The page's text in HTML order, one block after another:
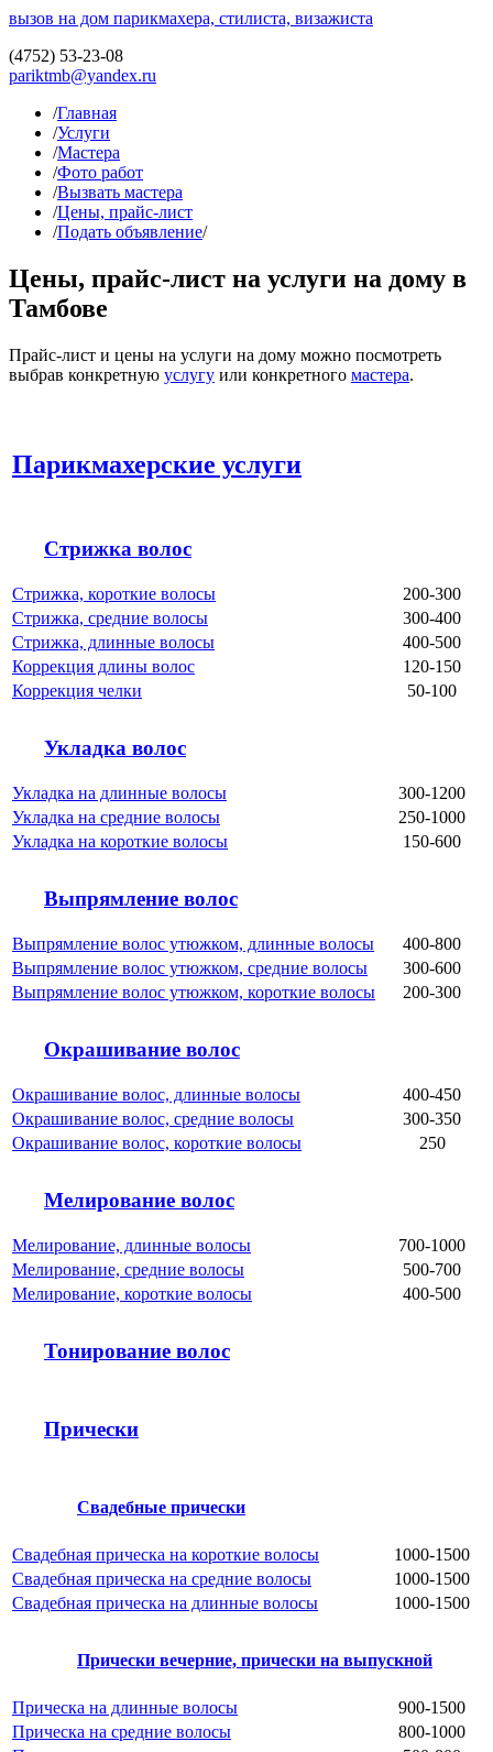
вызов на дом парикмахера, стилиста, визажиста
(4752) 53-23-08
pariktmb@yandex.ru
/Главная
/Услуги
/Мастера
/Фото работ
/Вызвать мастера
/Цены, прайс-лист
/Подать объявление/
Цены, прайс-лист на услуги на дому в
Тамбове
Прайс-лист и цены на услуги на дому можно посмотреть
выбрав конкретную услугу или конкретного мастера.
Парикмахерские услуги
Стрижка волос
Стрижка, короткие волосы
200-300
Стрижка, средние волосы
300-400
Стрижка, длинные волосы
400-500
Коррекция длины волос
120-150
Коррекция челки
50-100
Укладка волос
Укладка на длинные волосы
300-1200
Укладка на средние волосы
250-1000
Укладка на короткие волосы
150-600
Выпрямление волос
Выпрямление волос утюжком, длинные волосы
400-800
Выпрямление волос утюжком, средние волосы
300-600
Выпрямление волос утюжком, короткие волосы
200-300
Окрашивание волос
Окрашивание волос, длинные волосы
400-450
Окрашивание волос, средние волосы
300-350
Окрашивание волос, короткие волосы
250
Мелирование волос
Мелирование, длинные волосы
700-1000
Мелирование, средние волосы
500-700
Мелирование, короткие волосы
400-500
Тонирование волос
Прически
Свадебные прически
Свадебная прическа на короткие волосы
1000-1500
Свадебная прическа на средние волосы
1000-1500
Свадебная прическа на длинные волосы
1000-1500
Прически вечерние, прически на выпускной
Прическа на длинные волосы
900-1500
Прическа на средние волосы
800-1000